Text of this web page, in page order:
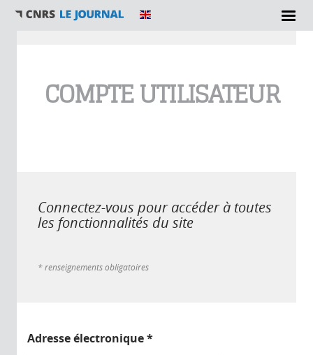
COMPTE UTILISATEUR
Connectez-vous pour accéder à toutes
les fonctionnalités du site
* renseignements obligatoires
Adresse électronique*